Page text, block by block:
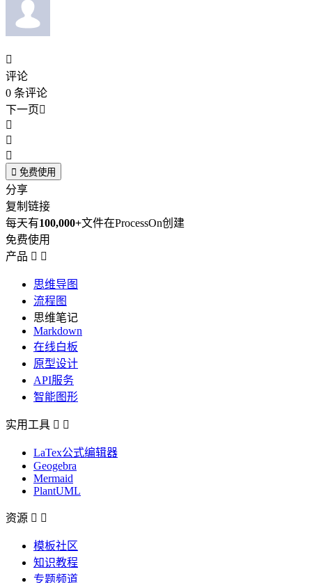

评论
0 条评论
下一页



 免费使用
分享
复制链接
每天有100,000+文件在ProcessOn创建
免费使用
产品  
思维导图
流程图
思维笔记
Markdown
在线白板
原型设计
API服务
智能图形
实用工具  
LaTex公式编辑器
Geogebra
Mermaid
PlantUML
资源  
模板社区
知识教程
专题频道